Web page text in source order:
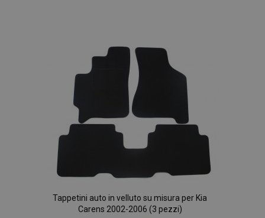
desideri
Tappetini auto in velluto su misura per Kia
Carens 2002-2006 (3 pezzi)